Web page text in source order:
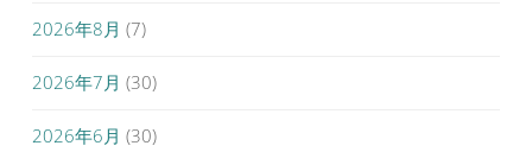
2026年8月 (7)
2026年7月 (30)
2026年6月 (30)